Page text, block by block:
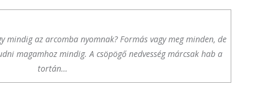
mindig az arcomba nyomnak? Formás vagy meg minden, de
magamhoz mindig. A csöpögő nedvesség márcsak hab a
tortán…